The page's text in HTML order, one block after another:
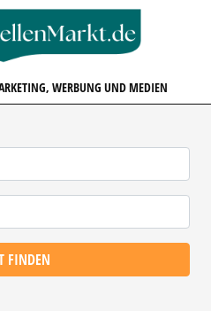
WERBUNG UND MEDIEN
FINDEN